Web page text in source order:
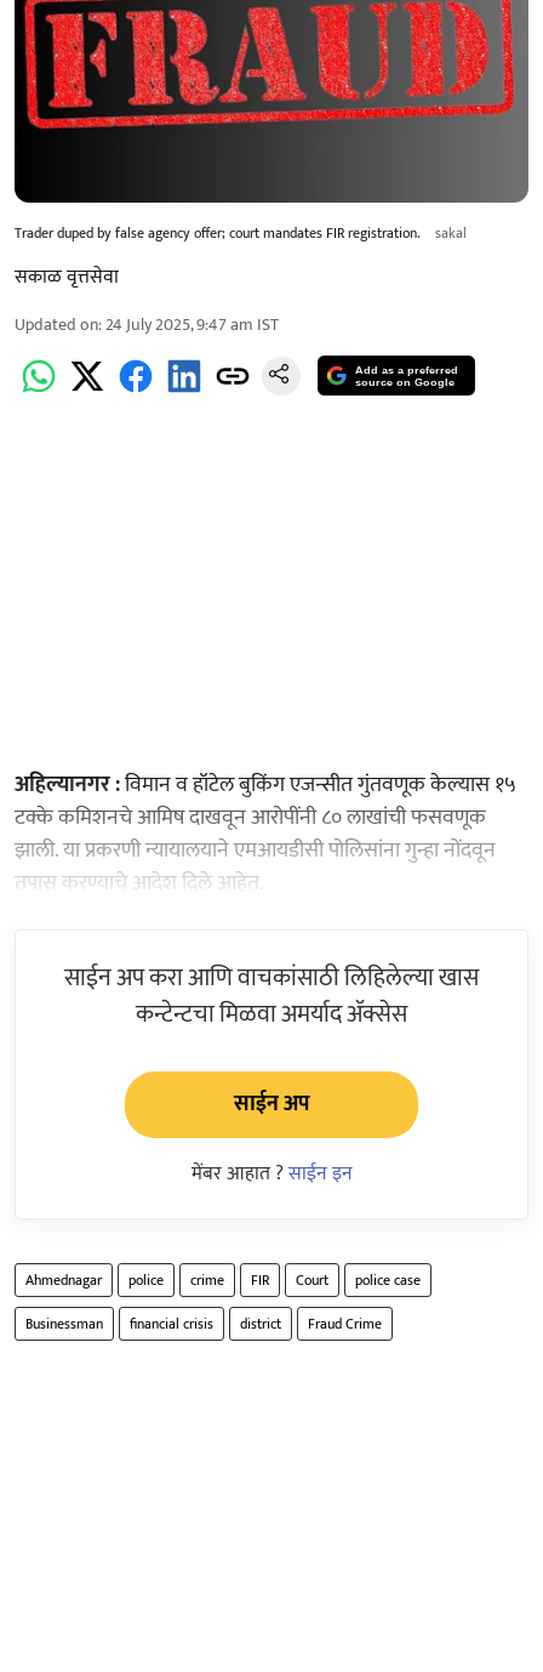
Trader duped by false agency offer; court mandates FIR registration. sakal
सकाळ वृत्तसेवा
Updated on:24 July 2025, 9:47 am IST
Add as a preferred
source on Google
अहिल्यानगर :विमान व हॉटेल बुकिंग एजन्सीत गुंतवणूक केल्यास १५
टक्के कमिशनचे आमिष दाखवून आरोपींनी ८० लाखांची फसवणूक
झाली. या प्रकरणी न्यायालयाने एमआयडीसी पोलिसांना गुन्हा नोंदवून
तपास करण्याचे आदेश दिले आहेत.
साईन अप करा आणि वाचकांसाठी लिहिलेल्या खास
कन्टेन्टचा मिळवा अमर्याद ॲक्सेस
साईन अप
मेंबर आहात ?साईन इन
Ahmednagar police crime FIR Court
police case
Businessman
financial crisis district Fraud Crime